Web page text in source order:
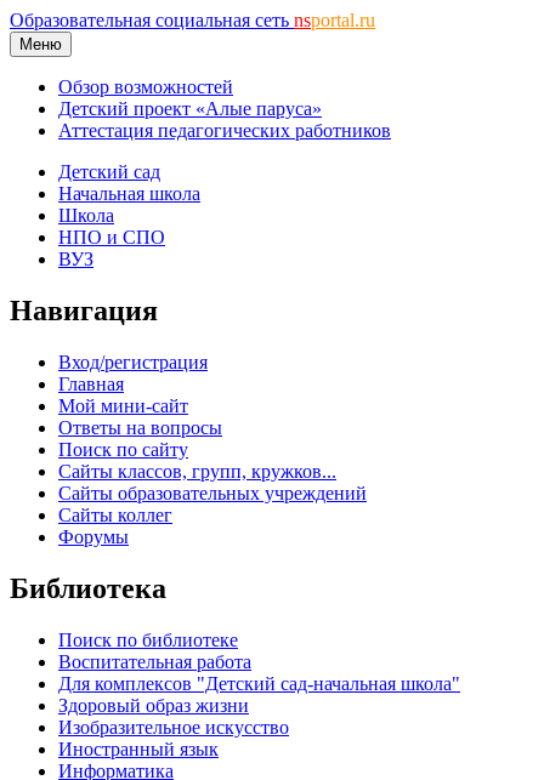
Образовательная социальная сеть nsportal.ru
Меню
Обзор возможностей
Детский проект «Алые паруса»
Аттестация педагогических работников
Детский сад
Начальная школа
Школа
НПО и СПО
ВУЗ
Навигация
Вход/регистрация
Главная
Мой мини-сайт
Ответы на вопросы
Поиск по сайту
Сайты классов, групп, кружков...
Сайты образовательных учреждений
Сайты коллег
Форумы
Библиотека
Поиск по библиотеке
Воспитательная работа
Для комплексов "Детский сад-начальная школа"
Здоровый образ жизни
Изобразительное искусство
Иностранный язык
Информатика